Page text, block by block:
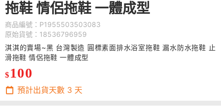
拖鞋 情侶拖鞋 一體成型
商品編號：P1955503503083
原始貨號：18536796959
淇淇的賣場~黑 台灣製造 圓標素面排水浴室拖鞋 漏水防水拖鞋 止
滑拖鞋 情侶拖鞋 一體成型
$ 100
預計出貨天數 3 天